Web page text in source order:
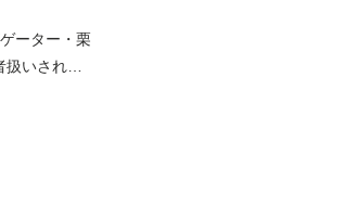
ーター・栗
いされて